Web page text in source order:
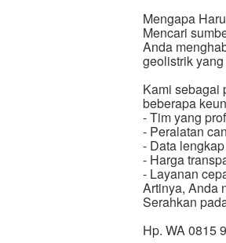
Mengapa
Mencari
Anda
geolistrik
Kami sebagai
beberapa
- Tim yang
- Peralatan
- Data
- Harga
- Layanan
Artinya, Anda
Serahkan
Hp. WA 0815